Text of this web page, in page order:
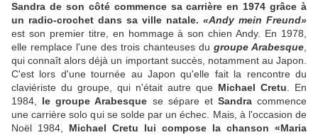
Sandra de son côté commence sa carrière en 1974 grâce à
un radio-crochet dans sa ville natale. «Andy mein Freund»
est son premier titre, en hommage à son chien Andy. En 1978,
elle remplace l'une des trois chanteuses du groupe Arabesque
qui connaît alors déjà un important succès, notamment au Japon.
C'est lors d'une tournée au Japon qu'elle fait la rencontre du
claviériste du groupe, qui n'était autre que Michael Cretu . En
1984, le groupe Arabesque se sépare et Sandracommence
une carrière solo qui se solde par un échec. Mais, à l'occasion de
Noël 1984, Michael Cretu lui compose la chanson «Maria